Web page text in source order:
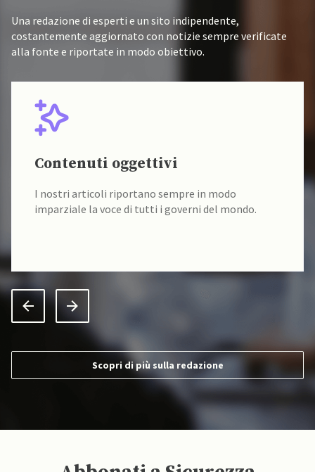
Una redazione di esperti e un sito indipendente,
costantemente aggiornato con notizie sempre verificate
alla fonte e riportate in modo obiettivo.
Contenuti oggettivi
I nostri articoli riportano sempre in modo
imparziale la voce di tutti i governi del mondo.
Scopri di più sulla redazione